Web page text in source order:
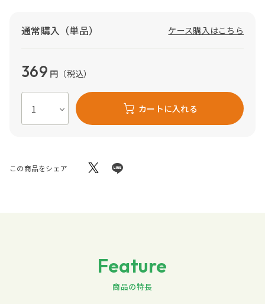
通常購入（単品） ケース購入はこちら
369 円 （税込）
カートに入れる
この商品をシェア
Feature
商品の特長